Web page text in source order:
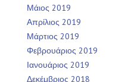
Μάιος 2019
Απρίλιος 2019
Μάρτιος 2019
Φεβρουάριος 2019
Ιανουάριος 2019
Δεκέμβριος 2018